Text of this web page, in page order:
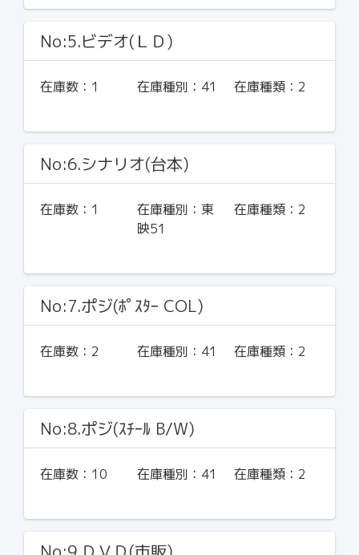
No:5.ビデオ(ＬＤ)
在庫数： 1 在庫種別： 41 在庫種類： 2
No:6.シナリオ(台本)
在庫数： 1 在庫種別： 東
映51
在庫種類： 2
No:7.ポジ(ﾎﾟｽﾀｰ COL)
在庫数： 2 在庫種別： 41 在庫種類： 2
No:8.ポジ(ｽﾁｰﾙ B/W)
在庫数： 10 在庫種別： 41 在庫種類： 2